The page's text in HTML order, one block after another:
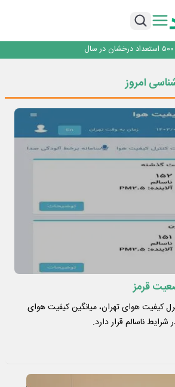
شده جرثقیل‌های فولاد هرمزگان، جایگزین نمونه
بر تحول دیجیتال همراه با افزایش کیفیت ، این
یک سال بهره‌برداری و بدون خرابی حاصل شد؛ ریموت
شده جرثقیل‌های فولاد هرمزگان، جایگزین نمونه
تحول دیجیتال همراه با افزایش کیفیت ، این
امروز
قرمز
کیفیت هوای تهران، میانگین کیفیت هوای